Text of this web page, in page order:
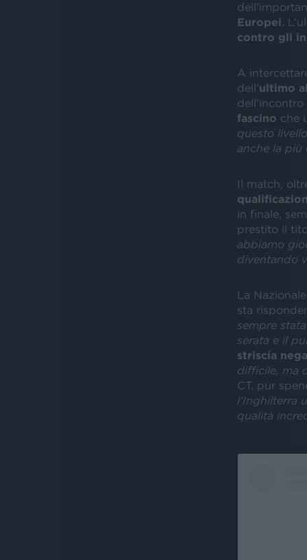
Europei .
contro gli
A
dell’ultimo
fascino che
questo
anche la più
Il match,
in finale,
prestito il
abbiamo
diventando
La
sta
sempre
serata e il
striscia
difficile, ma
CT, pur
l’Inghilterra
qualità